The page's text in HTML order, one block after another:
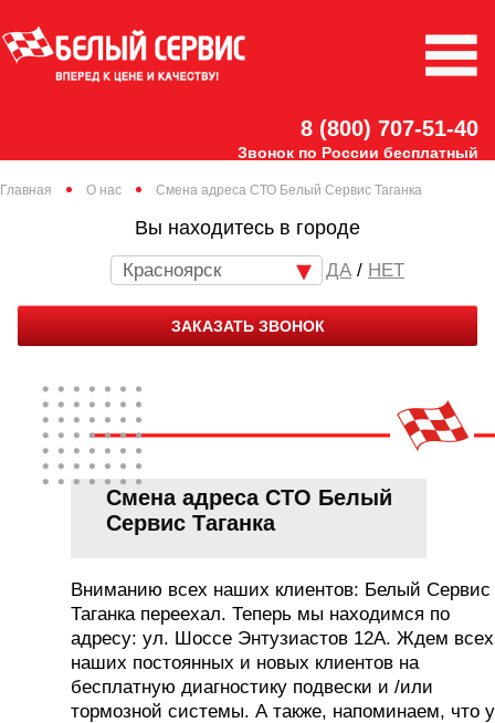
8 (800) 707-51-40
Звонок по России бесплатный
Главная О нас Смена адреса СТО Белый Сервис Таганка
Вы находитесь в городе
Красноярск / НЕТ
ЗАКАЗАТЬ ЗВОНОК
Смена адреса СТО Белый
Сервис Таганка
Вниманию всех наших клиентов: Белый Сервис
Таганка переехал. Теперь мы находимся по
адресу: ул. Шоссе Энтузиастов 12А. Ждем всех
наших постоянных и новых клиентов на
бесплатную диагностику подвески и /или
тормозной системы. А также, напоминаем, что у